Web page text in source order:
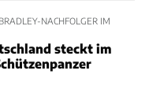
NACHFOLGER IM
steckt im